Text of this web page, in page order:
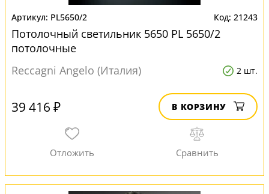
PL5650/2 21243
Потолочный светильник 5650 PL 5650/2
потолочные
Reccagni Angelo (Италия)
2 шт.
39 416 ₽ В КОРЗИНУ